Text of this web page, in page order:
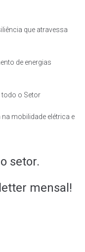
que atravessa
de energias
todo o Setor
na mobilidade elétrica e
setor.
mensal!